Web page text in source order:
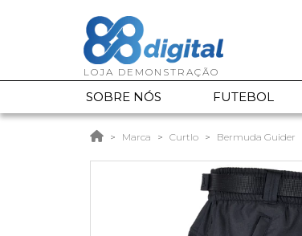
SOBRE NÓS FUTEBOL
Marca Curtlo Bermuda Guider